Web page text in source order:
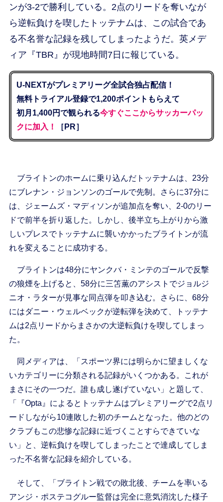
ンが3-2で勝利している。2点のリードを奪いなが
ら逆転負けを喫したトッテナムは、この試合であ
る不名誉な記録を残してしまったようだ。英メデ
ィア『TBR』が現地時間7日に報じている。
U-NEXTがプレミアリーグ全試合独占配信！
無料トライアル登録で1,200ポイントもらえて
初月1,400円で観られる今すぐここからサッカーパッ
クに加入！
［PR］
ブライトンのホームに乗り込んだトッテナムは、23分
にブレナン・ジョンソンのゴールで先制。さらに37分に
は、ジェームズ・マディソンが追加点を奪い、2-0のリー
ドで前半を折り返した。しかし、後半立ち上がりから激
しいプレスでトッテナムに襲いかかったブライトンが流
れを変えることに成功する。
ブライトンは48分にヤンクバ・ミンテのゴールで反撃
の狼煙を上げると、58分に三笘薫のアシストでジョルジ
ニオ・ラターが見事な同点弾を叩き込む。さらに、68分
にはダニー・ウェルベックが逆転弾を決めて、トッテナ
ムは2点リードからまさかの大逆転負けを喫してしまっ
た。
同メディアは、「スポーツ界には明らかに望ましくな
いカテゴリーに分類される記録がいくつかある。これが
まさにその一つだ。誰も成し遂げていない」と題して、
「『Opta』によるとトッテナムはプレミアリーグで2点リ
ードしながら10連敗した初のチームとなった。他のどの
クラブもこの悲惨な記録に近づくことすらできていな
い」と、逆転負けを喫してしまったことで達成してしま
った不名誉な記録を紹介している。
そして、「ブライトン戦での敗北後、チームを率いる
アンジ・ポステコグルー監督は完全に意気消沈した様子